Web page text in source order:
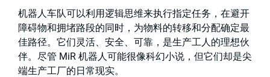
机器人车队可以利用逻辑思维来执行指定任务，在避开
障碍物和拥堵路段的同时，为物料的转移和分配确定最
佳路径。它们灵活、安全、可靠，是生产工人的理想伙
伴。尽管 MiR 机器人可能很像科幻小说，但它们却是尖
端生产工厂的日常现实。